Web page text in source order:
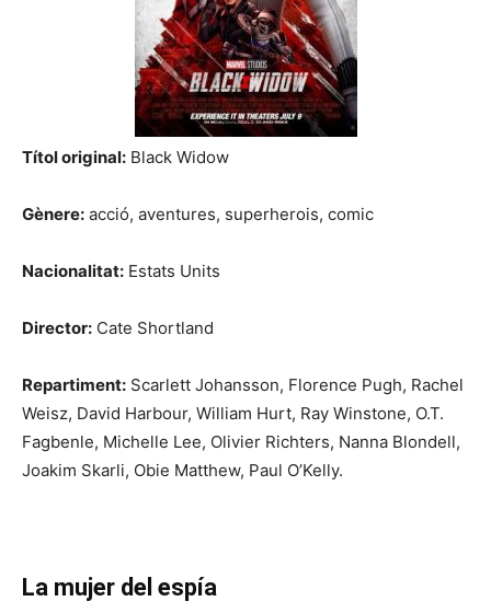
Títol original: Black Widow
Gènere: acció, aventures, superherois, comic
Nacionalitat: Estats Units
Director: Cate Shortland
Repartiment: Scarlett Johansson, Florence Pugh, Rachel
Weisz, David Harbour, William Hurt, Ray Winstone, O.T.
Fagbenle, Michelle Lee, Olivier Richters, Nanna Blondell,
Joakim Skarli, Obie Matthew, Paul O’Kelly.
La mujer del espía